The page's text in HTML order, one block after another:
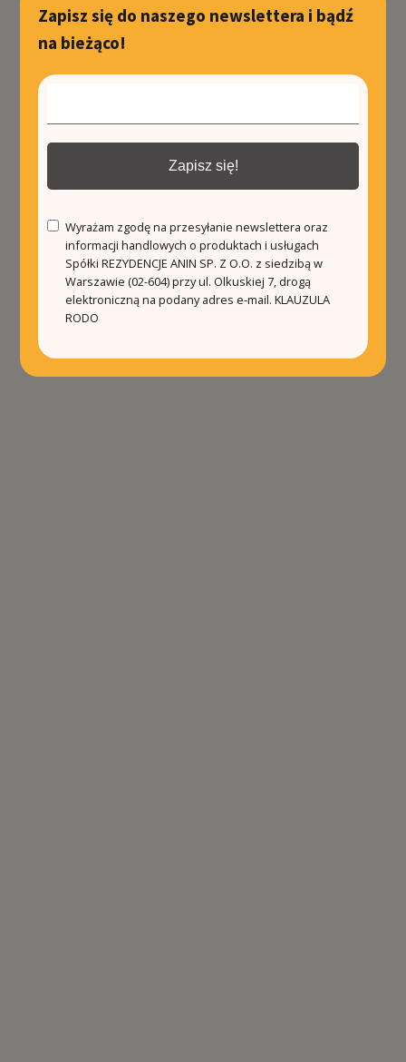
Zapisz się do naszego newslettera i bądź
na bieżąco!
Zapisz się!
Wyrażam zgodę na przesyłanie newslettera oraz
informacji handlowych o produktach i usługach
Spółki REZYDENCJE ANIN SP. Z O.O. z siedzibą w
Warszawie (02-604) przy ul. Olkuskiej 7, drogą
elektroniczną na podany adres e-mail.KLAUZULA
RODO